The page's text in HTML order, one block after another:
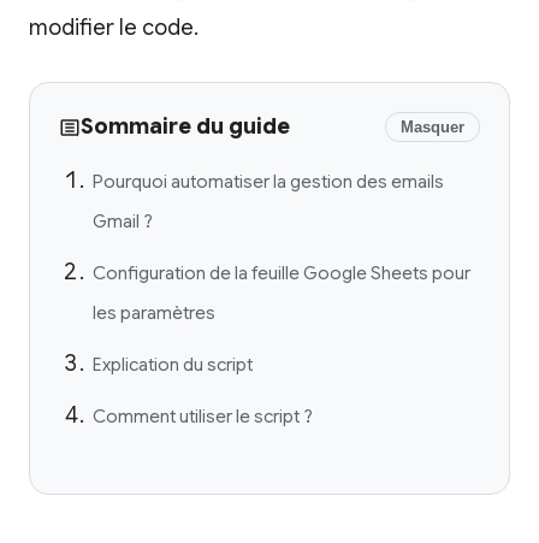
modifier le code.
Sommaire du guide Masquer
Pourquoi automatiser la gestion des emails
Gmail ?
Configuration de la feuille Google Sheets pour
les paramètres
Explication du script
Comment utiliser le script ?